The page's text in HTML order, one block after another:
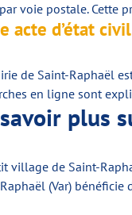
par voie postale. Cette
acte d’état
de Saint-Raphaël
en ligne sont
plus
village de Saint-
(Var) bénéficie